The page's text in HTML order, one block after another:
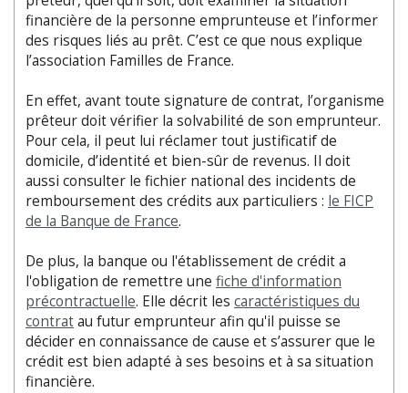
financière de la personne emprunteuse et l’informer
des risques liés au prêt. C’est ce que nous explique
l’association Familles de France.
En effet, avant toute signature de contrat, l’organisme
prêteur doit vérifier la solvabilité de son emprunteur.
Pour cela, il peut lui réclamer tout justificatif de
domicile, d’identité et bien-sûr de revenus. Il doit
aussi consulter le fichier national des incidents de
remboursement des crédits aux particuliers : le FICP
de la Banque de France.
De plus, la banque ou l'établissement de crédit a
l'obligation de remettre une fiche d'information
précontractuelle. Elle décrit les caractéristiques du
contratau futur emprunteur afin qu'il puisse se
décider en connaissance de cause et s’assurer que le
crédit est bien adapté à ses besoins et à sa situation
financière.